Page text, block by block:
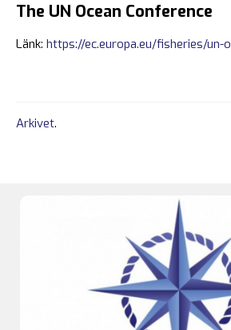
The UN Ocean Conference
Länk: https://ec.europa.eu/fisheries/un-
Arkivet.